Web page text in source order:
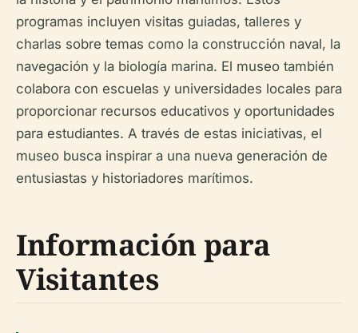
programas incluyen visitas guiadas, talleres y
charlas sobre temas como la construcción naval, la
navegación y la biología marina. El museo también
colabora con escuelas y universidades locales para
proporcionar recursos educativos y oportunidades
para estudiantes. A través de estas iniciativas, el
museo busca inspirar a una nueva generación de
entusiastas y historiadores marítimos.
Información para
Visitantes